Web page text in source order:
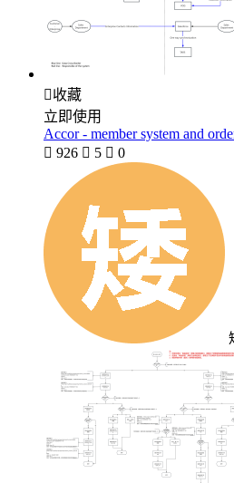
收藏
立即使用
Accor - member system and
 926  5  0